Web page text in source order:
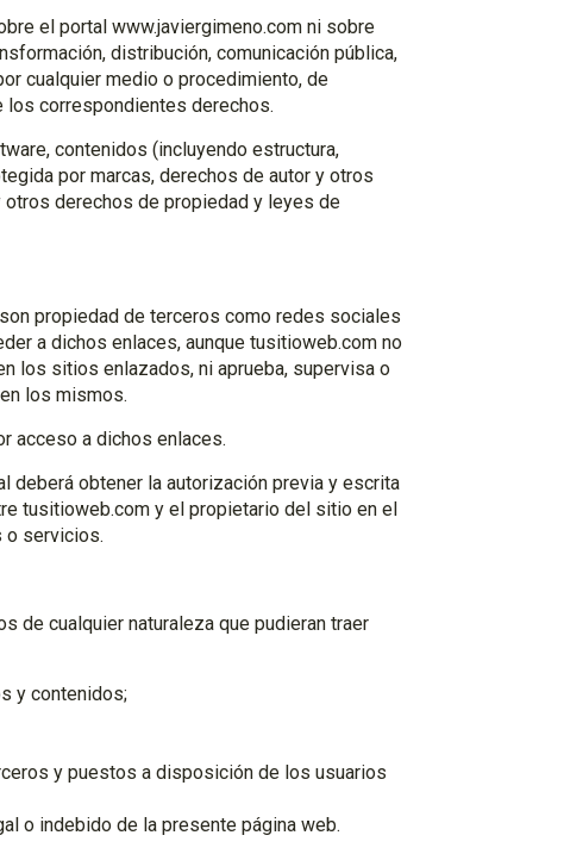
el portal www.javiergimeno.com ni sobre
distribución, comunicación pública,
cualquier medio o procedimiento, de
correspondientes derechos.
contenidos (incluyendo estructura,
por marcas, derechos de autor y otros
derechos de propiedad y leyes de
propiedad de terceros como redes sociales
a dichos enlaces, aunque tusitioweb.com no
los sitios enlazados, ni aprueba, supervisa o
los mismos.
acceso a dichos enlaces.
deberá obtener la autorización previa y escrita
tusitioweb.com y el propietario del sitio en el
o servicios.
de cualquier naturaleza que pudieran traer
y contenidos;
y puestos a disposición de los usuarios
o indebido de la presente página web.